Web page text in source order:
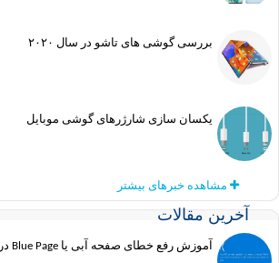
بررسی گوشی های تاشو در سال ۲۰۲۰
یکسان سازی شارژرهای گوشی موبایل
مشاهده خبرهای بیشتر
مقالات
آموزش رفع خطای صفحه آبی یا Blue Page در ویندوز